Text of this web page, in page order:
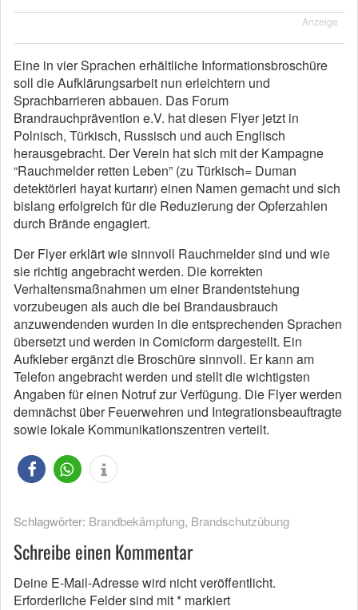
Anzeige
Eine in vier Sprachen erhältliche Informationsbroschüre
soll die Aufklärungsarbeit nun erleichtern und
Sprachbarrieren abbauen. Das Forum
Brandrauchprävention e.V. hat diesen Flyer jetzt in
Polnisch, Türkisch, Russisch und auch Englisch
herausgebracht. Der Verein hat sich mit der Kampagne
“Rauchmelder retten Leben” (zu Türkisch= Duman
detektörleri hayat kurtarır) einen Namen gemacht und sich
bislang erfolgreich für die Reduzierung der Opferzahlen
durch Brände engagiert.
Der Flyer erklärt wie sinnvoll Rauchmelder sind und wie
sie richtig angebracht werden. Die korrekten
Verhaltensmaßnahmen um einer Brandentstehung
vorzubeugen als auch die bei Brandausbrauch
anzuwendenden wurden in die entsprechenden Sprachen
übersetzt und werden in Comicform dargestellt. Ein
Aufkleber ergänzt die Broschüre sinnvoll. Er kann am
Telefon angebracht werden und stellt die wichtigsten
Angaben für einen Notruf zur Verfügung. Die Flyer werden
demnächst über Feuerwehren und Integrationsbeauftragte
sowie lokale Kommunikationszentren verteilt.
Schlagwörter: Brandbekämpfung, Brandschutzübung
Schreibe einen Kommentar
Deine E-Mail-Adresse wird nicht veröffentlicht.
Erforderliche Felder sind mit* markiert